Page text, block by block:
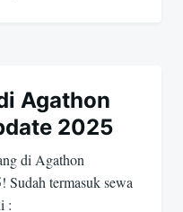
Agathon
2025
di Agathon
termasuk sewa
: